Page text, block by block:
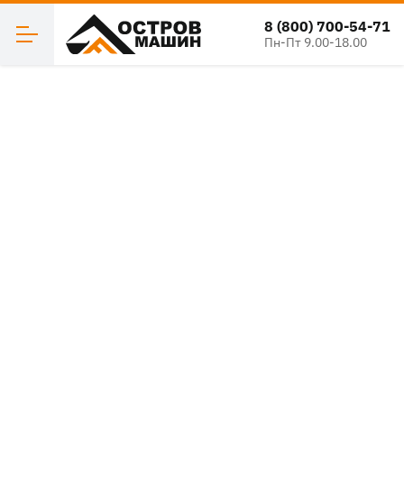
8 (800) 700-54-71
Пн-Пт 9.00-18.00